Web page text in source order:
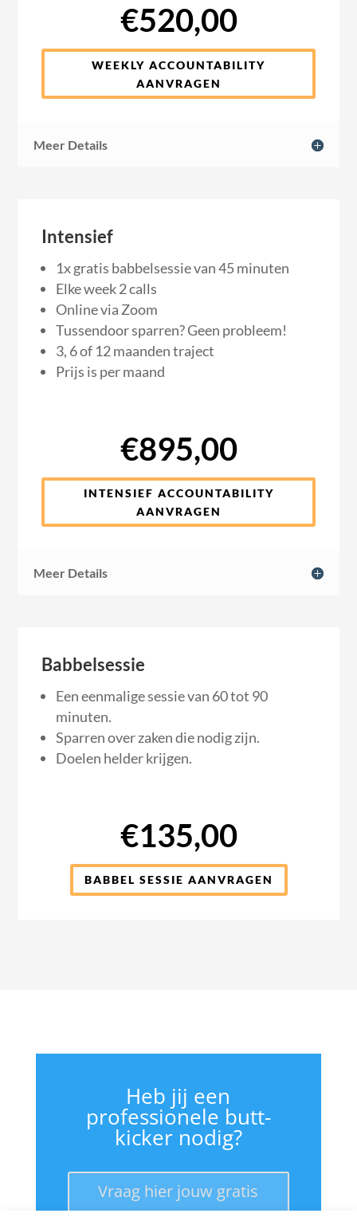
€520,00
WEEKLY ACCOUNTABILITY
AANVRAGEN
Meer Details
Intensief
1x gratis babbelsessie van 45 minuten
Elke week 2 calls
Online via Zoom
Tussendoor sparren? Geen probleem!
3, 6 of 12 maanden traject
Prijs is per maand
€895,00
INTENSIEF ACCOUNTABILITY
AANVRAGEN
Meer Details
Babbelsessie
Een eenmalige sessie van 60 tot 90
minuten.
Sparren over zaken die nodig zijn.
Doelen helder krijgen.
€135,00
BABBEL SESSIE AANVRAGEN
Heb jij een
professionele butt-
kicker nodig?
Vraag hier jouw gratis